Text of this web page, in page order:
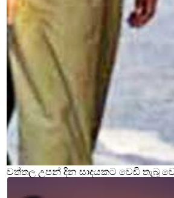
වත්තල උපන් දින සාදයකට වෙඩි තැබූ